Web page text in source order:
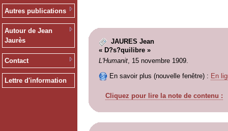
Autres publications
Autour de Jean
Jaurès
Contact
Lettre d'information
JAURES Jean
« D?s?quilibre »
L'Humanit, 15 novembre 1909.
En savoir plus (nouvelle fenêtre) : En
Cliquez pour lire la note de contenu :